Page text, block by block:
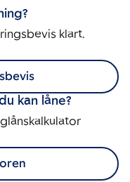
klart.
kan låne?